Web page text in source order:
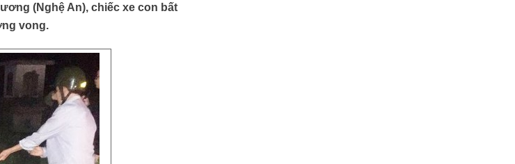
(Nghệ An), chiếc xe con bất
vong.